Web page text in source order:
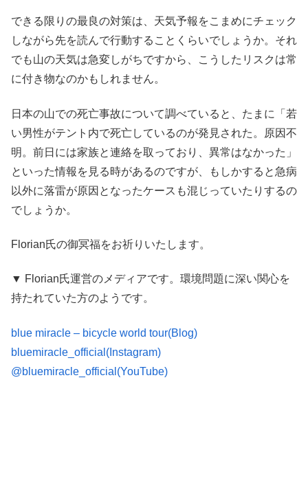
できる限りの最良の対策は、天気予報をこまめにチェック
しながら先を読んで行動することくらいでしょうか。それ
でも山の天気は急変しがちですから、こうしたリスクは常
に付き物なのかもしれません。
日本の山での死亡事故について調べていると、たまに「若
い男性がテント内で死亡しているのが発見された。原因不
明。前日には家族と連絡を取っており、異常はなかった」
といった情報を見る時があるのですが、もしかすると急病
以外に落雷が原因となったケースも混じっていたりするの
でしょうか。
Florian氏の御冥福をお祈りいたします。
▼ Florian氏運営のメディアです。環境問題に深い関心を
持たれていた方のようです。
blue miracle – bicycle world tour(Blog)
bluemiracle_official(Instagram)
@bluemiracle_official(YouTube)